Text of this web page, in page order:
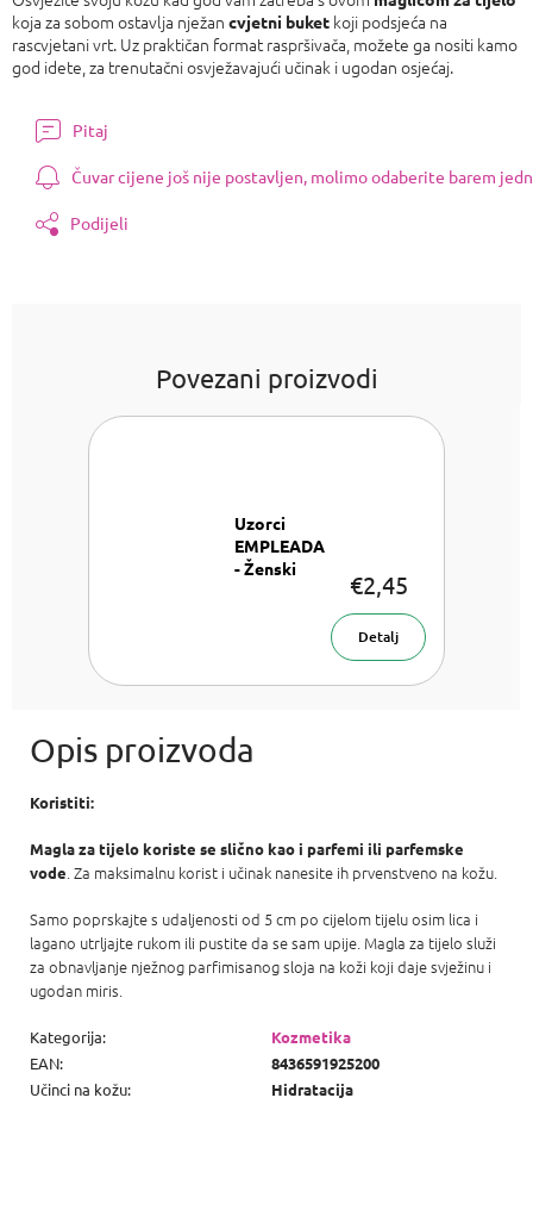
koja za sobom ostavlja nježan cvjetni buket koji podsjeća na
rascvjetani vrt. Uz praktičan format raspršivača, možete ga nositi kamo
god idete, za trenutačni osvježavajući učinak i ugodan osjećaj.
Pitaj
Čuvar cijene još nije postavljen, molimo odaberite barem
Podijeli
Povezani proizvodi
Uzorci
EMPLEADA
- Ženski
Her, LV
Ariana
€2,45
Detalj
Koristiti:
Magla za tijelo koriste se slično kao i parfemi ili parfemske
vode . Za maksimalnu korist i učinak nanesite ih prvenstveno na kožu.
Samo poprskajte s udaljenosti od 5 cm po cijelom tijelu osim lica i
lagano utrljajte rukom ili pustite da se sam upije. Magla za tijelo služi
za obnavljanje nježnog parfimisanog sloja na koži koji daje svježinu i
ugodan miris.
Kategorija:
Kozmetika
EAN:
8436591925200
Učinci na kožu: Hidratacija